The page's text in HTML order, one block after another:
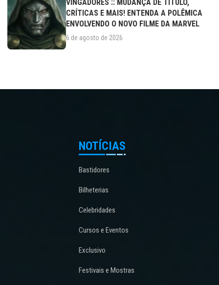
VINGADORES :: MUDANÇA DE TÍTULO,
CRÍTICAS E MAIS! ENTENDA A POLÊMICA
ENVOLVENDO O NOVO FILME DA MARVEL
6 de agosto de 2026
NOTÍCIAS
Bastidores
Bilheterias
Celebridades
Cursos e Eventos
Exclusivo
Festivais e Mostras